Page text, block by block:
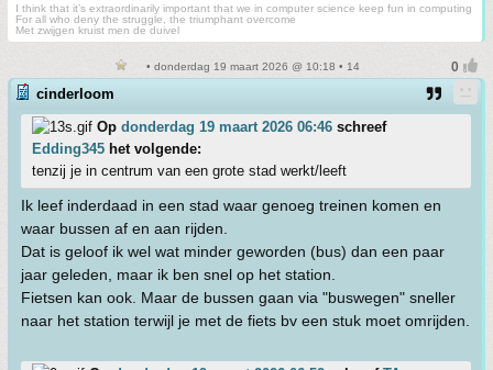
I think that it’s extraordinarily important that we in computer science keep fun in computing
For all who deny the struggle, the triumphant overcome
Met zwijgen kruist men de duivel
• donderdag 19 maart 2026 @ 10:18 • 14
cinderloom
Op donderdag 19 maart 2026 06:46 schreef
Edding345 het volgende:
tenzij je in centrum van een grote stad werkt/leeft
Ik leef inderdaad in een stad waar genoeg treinen komen en
waar bussen af en aan rijden.
Dat is geloof ik wel wat minder geworden (bus) dan een paar
jaar geleden, maar ik ben snel op het station.
Fietsen kan ook. Maar de bussen gaan via "buswegen" sneller
naar het station terwijl je met de fiets bv een stuk moet omrijden.